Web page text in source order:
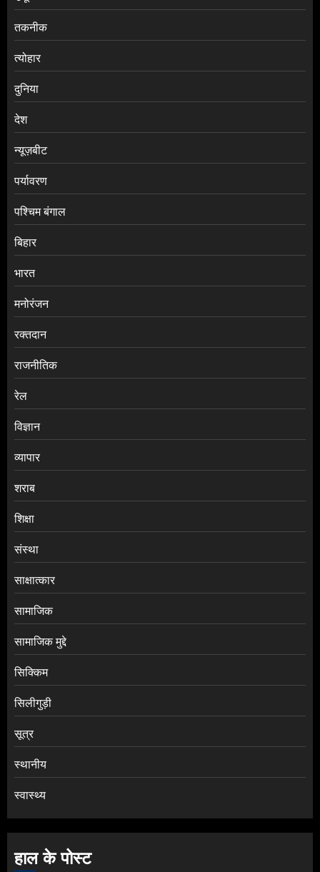
तकनीक
त्योहार
दुनिया
देश
न्यूज़बीट
पर्यावरण
पश्चिम बंगाल
बिहार
भारत
मनोरंजन
रक्तदान
राजनीतिक
रेल
विज्ञान
व्यापार
शराब
शिक्षा
संस्था
साक्षात्कार
सामाजिक
सामाजिक मुद्दे
सिक्किम
सिलीगुड़ी
सूत्र
स्थानीय
स्वास्थ्य
हाल के पोस्ट